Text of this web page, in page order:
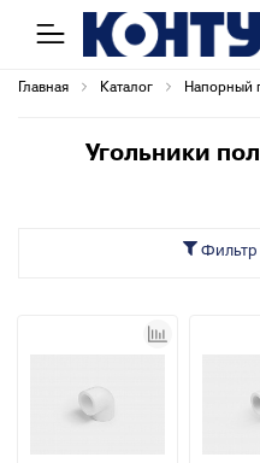
Главная Каталог Напорный
Угольники
Фильтр